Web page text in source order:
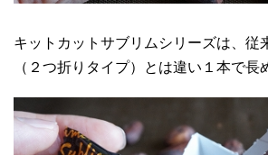
キットカットサブリムシリーズは、従
（２つ折りタイプ）とは違い１本で長